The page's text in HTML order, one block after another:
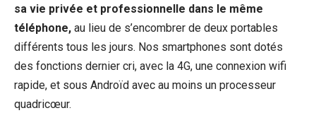
sa vie privée et professionnelle dans le même
téléphone, au lieu de s’encombrer de deux portables
différents tous les jours. Nos smartphones sont dotés
des fonctions dernier cri, avec la 4G, une connexion wifi
rapide, et sous Androïd avec au moins un processeur
quadricœur.